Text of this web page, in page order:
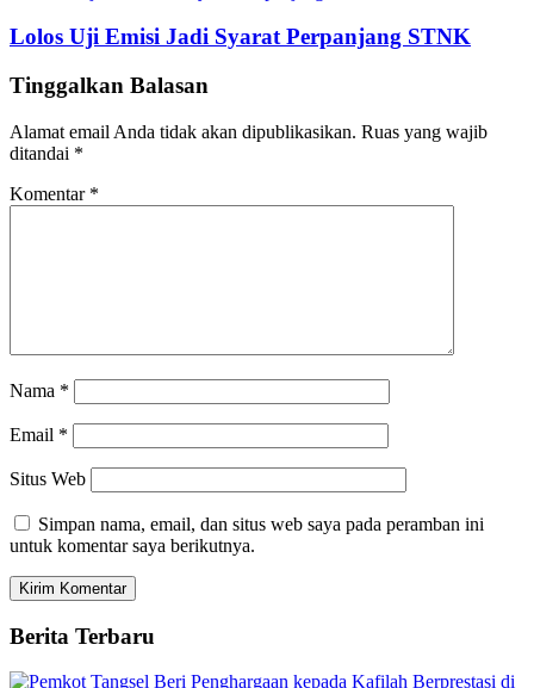
Lolos Uji Emisi Jadi Syarat Perpanjang STNK
Tinggalkan Balasan
Alamat email Anda tidak akan dipublikasikan. Ruas yang wajib
ditandai *
Komentar *
Nama *
Email *
Situs Web
Simpan nama, email, dan situs web saya pada peramban ini
untuk komentar saya berikutnya.
Berita Terbaru